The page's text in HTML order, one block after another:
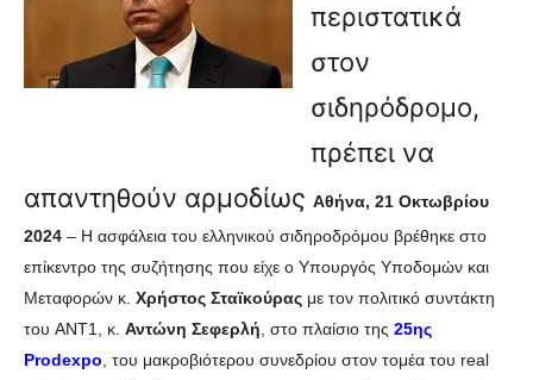
περιστατικά
στον
σιδηρόδρομο,
πρέπει να
απαντηθούν αρμοδίως Αθήνα, 21 Οκτωβρίου
2024 – Η ασφάλεια του ελληνικού σιδηροδρόμου βρέθηκε στο
επίκεντρο της συζήτησης που είχε ο Υπουργός Υποδομών και
Μεταφορών κ. Χρήστος Σταϊκούρας με τον πολιτικό συντάκτη
του ANT1, κ. Αντώνη Σεφερλή , στο πλαίσιο της 25ης
Prodexpo , του μακροβιότερου συνεδρίου στον τομέα του real